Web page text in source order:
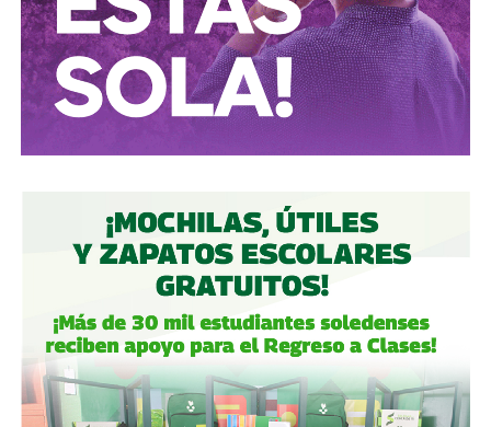
textilera CYDSA en los años 90, con la vidriera Vitro entre
2009 y 2012, y con las ya mencionadas Empresas ICA
desde 2016.
Algo similar realizó en 2020 con
del Centro Norte(OMA), el operador de, entre otros, el
Fintech compró primero acciones especiales que
garantizaban el control de la aeroportuaria y luego
concretó una oferta pública con la que en julio de 2021,
alcanzó el 30.1% de participación económica, suficiente
para mantener el control hasta que lo vendieron a la
francesa Vinci Airports en 2022 (El Economista, dic. 2020
y jul. 2021; Folleto Informativo Definitivo, Bolsa Mexicana
de Valores, may. 2021).